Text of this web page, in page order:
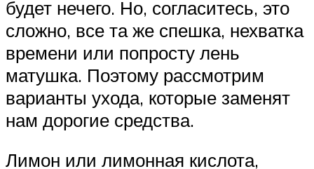
будет нечего. Но, согласитесь, это
сложно, все та же спешка, нехватка
времени или попросту лень
матушка. Поэтому рассмотрим
варианты ухода, которые заменят
нам дорогие средства.
Лимон или лимонная кислота,